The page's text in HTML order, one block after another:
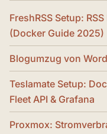
FreshRSS Setup:
(Docker Guide 2025)
Blogumzug von
Teslamate Setup:
Fleet API & Grafana
Proxmox: